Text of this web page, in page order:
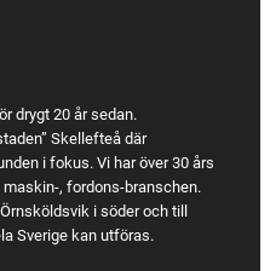
drygt 20 år sedan.
Skellefteå där
i fokus. Vi har över 30 års
, fordons-branschen.
i söder och till
Sverige kan utföras.